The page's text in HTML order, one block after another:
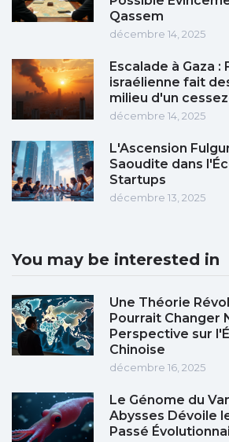
Qassem
décembre 14, 2025
Escalade à Gaza
israélienne fait
milieu d'un
décembre 14, 2025
L'Ascension
Saoudite dans
Startups
décembre 13, 2025
You may be interested in
Une Théorie
Pourrait Changer
Perspective sur
Chinoise
décembre 16, 2025
Le Génome du
Abysses Dévoile
Passé